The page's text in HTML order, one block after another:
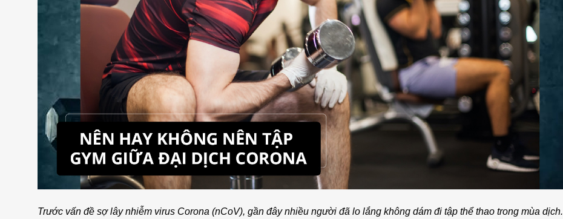
Trước vấn đề sợ lây nhiễm virus Corona (nCoV), gần đây nhiều người đã lo lắng không dám đi tập thể thao trong mùa dịch.